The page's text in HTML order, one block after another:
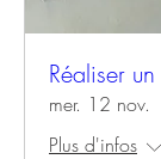
Réaliser
mer. 12 nov.
Plus d'infos